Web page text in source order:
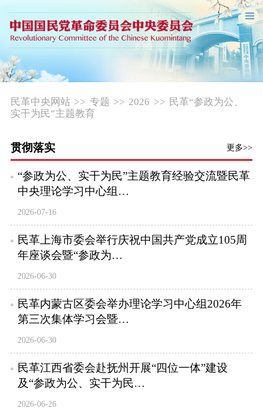
民革中央网站 >> 专题 >> 2026 >> 民革“参政为公、
实干为民”主题教育
贯彻落实 更多>>
“参政为公、实干为民”主题教育经验交流暨民革
中央理论学习中心组…
2026-07-16
民革上海市委会举行庆祝中国共产党成立105周
年座谈会暨“参政为…
2026-06-30
民革内蒙古区委会举办理论学习中心组2026年
第三次集体学习会暨…
2026-06-30
民革江西省委会赴抚州开展“四位一体”建设
及“参政为公、实干为民…
2026-06-26